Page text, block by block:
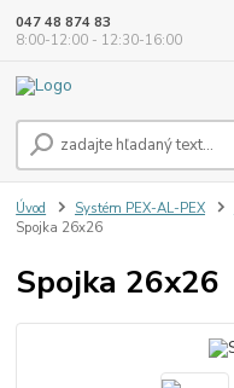
047 48 874 83
8:00-12:00 - 12:30-16:00
Úvod Systém PEX-AL-PEX
Spojka 26x26
Spojka 26x26